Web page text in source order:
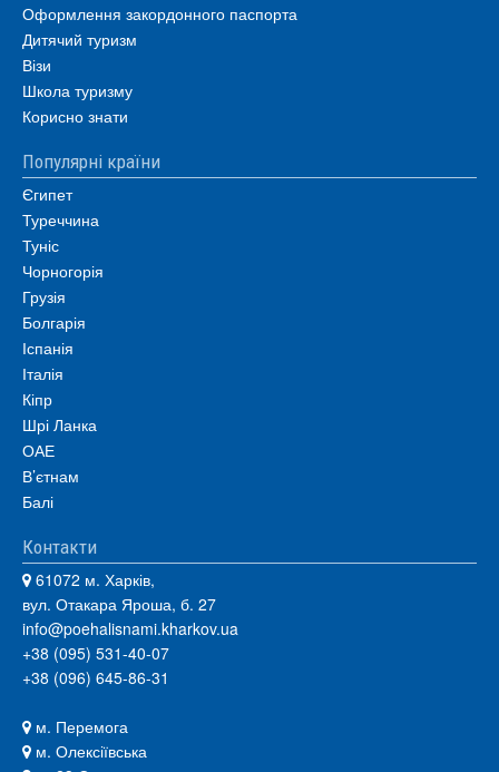
Оформлення закордонного паспорта
Дитячий туризм
Візи
Школа туризму
Корисно знати
Популярні країни
Єгипет
Туреччина
Туніс
Чорногорія
Грузія
Болгарія
Іспанія
Італія
Кіпр
Шрі Ланка
ОАЕ
В’єтнам
Балі
Контакти
61072 м. Харків,
вул. Отакара Яроша, б. 27
info@poehalisnami.kharkov.ua
+38 (095) 531-40-07
+38 (096) 645-86-31
м. Перемога
м. Олексіївська